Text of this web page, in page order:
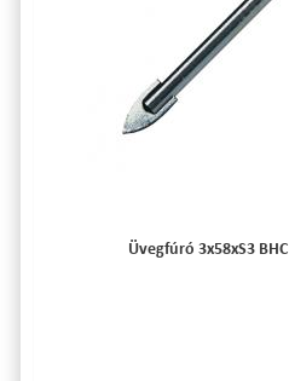
Üvegfúró 3x58xS3 BHC